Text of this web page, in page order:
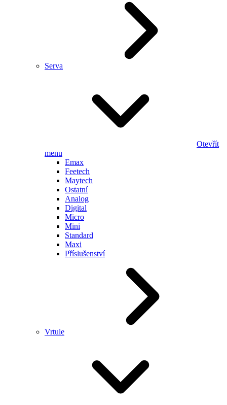
Serva
Otevřít
menu
Emax
Feetech
Maytech
Ostatní
Analog
Digital
Micro
Mini
Standard
Maxi
Příslušenství
Vrtule